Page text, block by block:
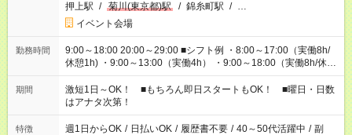
押上駅 / 菊川(東京都)駅 / 錦糸町駅 / …
イベント会場
勤務時間
9:00～18:00 20:00～29:00 ■シフト例 ・8:00～17:00（実働8h/
休憩1h) ・9:00～13:00（実働4h） ・9:00～18:00（実働8h/休憩
1h) ・13:00～17:00（実働4h) ・21:00～翌5:00（実働7h/休憩
1h) など 作業時間は4h～8hで現場により変動あり！ 早く終わ
っても日給保証！ シフトはお気軽にご相談ください♪
期間
激短1日～OK！ ■もちろん即日スタートもOK！ ■曜日・日数
はアナタ次第！
特徴 週1日からOK / 日払いOK / 履歴書不要 / 40～50代活躍中 / 副